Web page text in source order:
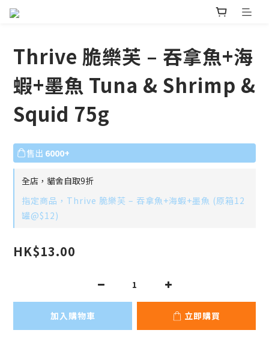
Thrive 脆樂芙 – 吞拿魚+海
蝦+墨魚 Tuna & Shrimp &
Squid 75g
售出 6000+
全店，貓舍自取9折
指定商品，Thrive 脆樂芙 – 吞拿魚+海蝦+墨魚 (原箱12
罐@$12)
HK$13.00
加入購物車 立即購買